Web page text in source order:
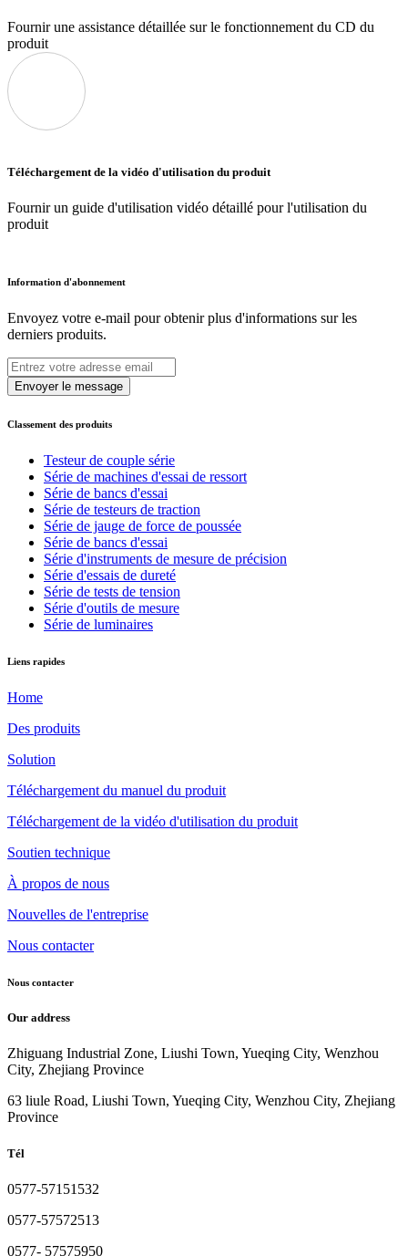
Fournir une assistance détaillée sur le fonctionnement du CD du
produit
Téléchargement de la vidéo d'utilisation du produit
Fournir un guide d'utilisation vidéo détaillé pour l'utilisation du
produit
Information d'abonnement
Envoyez votre e-mail pour obtenir plus d'informations sur les
derniers produits.
Envoyer le message
Classement des produits
Testeur de couple série
Série de machines d'essai de ressort
Série de bancs d'essai
Série de testeurs de traction
Série de jauge de force de poussée
Série de bancs d'essai
Série d'instruments de mesure de précision
Série d'essais de dureté
Série de tests de tension
Série d'outils de mesure
Série de luminaires
Liens rapides
Home
Des produits
Solution
Téléchargement du manuel du produit
Téléchargement de la vidéo d'utilisation du produit
Soutien technique
À propos de nous
Nouvelles de l'entreprise
Nous contacter
Nous contacter
Our address
Zhiguang Industrial Zone, Liushi Town, Yueqing City, Wenzhou
City, Zhejiang Province
63 liule Road, Liushi Town, Yueqing City, Wenzhou City, Zhejiang
Province
Tél
0577-57151532
0577-57572513
0577- 57575950